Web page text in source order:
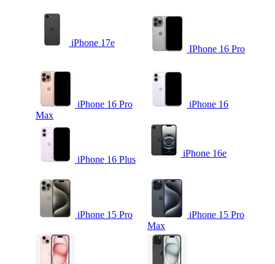
iPhone 17e
IPhone 16 Pro
iPhone 16 Pro
Max
iPhone 16
iPhone 16 Plus
iPhone 16e
iPhone 15 Pro
iPhone 15 Pro
Max